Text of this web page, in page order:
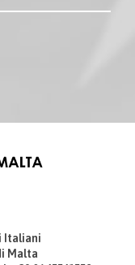
Italiani
Malta